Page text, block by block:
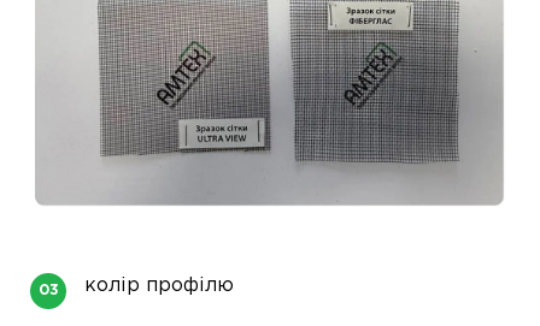
колір профілю